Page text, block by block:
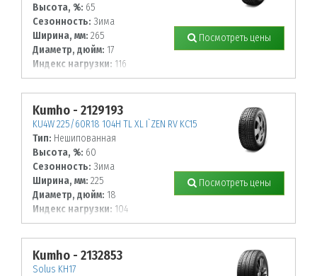
Высота, %: 65
Сезонность: Зима
Ширина, мм: 265
Диаметр, дюйм: 17
Индекс нагрузки: 116
Индекс скорости:H
Посмотреть цены
Kumho - 2129193
KU4W 225/60R18 104H TL XL I`ZEN RV KC15
Тип: Нешипованная
Высота, %: 60
Сезонность: Зима
Ширина, мм: 225
Диаметр, дюйм: 18
Индекс нагрузки: 104
Индекс скорости:H
Посмотреть цены
Kumho - 2132853
Solus KH17